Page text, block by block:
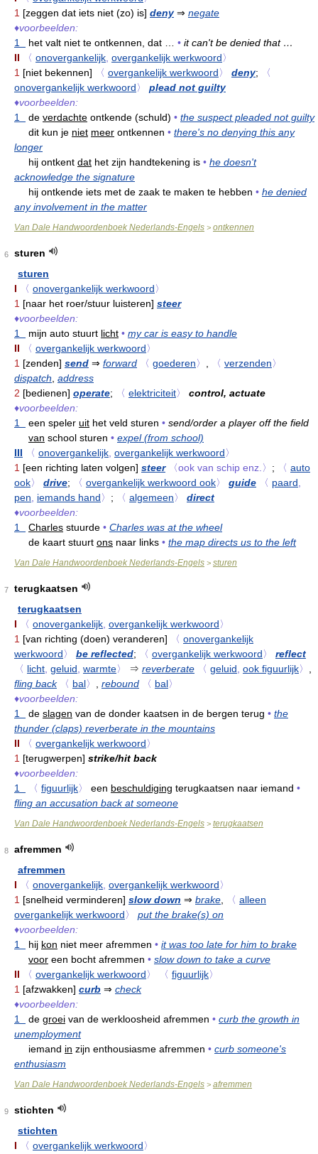
1 [zeggen dat iets niet (zo) is] deny⇒ negate
♦voorbeelden:
1
het valt niet te ontkennen, dat … • it can't be denied that …
II
〈 onovergankelijk overgankelijk werkwoord〉
1 [niet bekennen] 〈 overgankelijk werkwoord〉 deny;
〈
onovergankelijk werkwoord〉
plead not guilty
♦voorbeelden:
1
de verdachte ontkende (schuld) • the suspect pleaded not guilty
dit kun je niet meer ontkennen • there's no denying this any
longer
hij ontkent dat het zijn handtekening is • he doesn't
acknowledge the signature
hij ontkende iets met de zaak te maken te hebben • he denied
any involvement in the matter
Van Dale Handwoordenboek Nederlands-Engels > ontkennen
6
sturen
sturen
I
〈 onovergankelijk werkwoord〉
1 [naar het roer/stuur luisteren] steer
♦voorbeelden:
1
mijn auto stuurt licht • my car is easy to handle
II
〈 overgankelijk werkwoord〉
1 [zenden] send ⇒ forward 〈 goederen〉 〈 verzenden〉
dispatch address
2 [bedienen] operate; 〈 elektriciteit〉
control, actuate
♦voorbeelden:
1
een speler uit het veld sturen • send/order a player off the field
van school sturen • expel (from school)
III
〈 onovergankelijk overgankelijk werkwoord〉
1 [een richting laten volgen] steer 〈ook van schip enz.〉 ; 〈 auto
ook〉 drive; 〈 overgankelijk werkwoord ook〉 guide 〈 paard
pen
iemands hand〉 ; 〈 algemeen〉
direct
♦voorbeelden:
1
Charles stuurde • Charles was at the wheel
de kaart stuurt ons naar links • the map directs us to the left
Van Dale Handwoordenboek Nederlands-Engels > sturen
7
terugkaatsen
terugkaatsen
I
〈 onovergankelijk overgankelijk werkwoord〉
1 [van richting (doen) veranderen] 〈 onovergankelijk
werkwoord〉 be reflected; 〈 overgankelijk werkwoord〉
reflect
〈 licht geluid warmte〉 ⇒ reverberate 〈 geluid ook figuurlijk〉
fling back
〈 bal〉 rebound 〈 bal〉
♦voorbeelden:
1
de slagen van de donder kaatsen in de bergen terug • the
thunder (claps) reverberate in the mountains
II
〈 overgankelijk werkwoord〉
1 [terugwerpen] strike/hit back
♦voorbeelden:
1
〈 figuurlijk〉 een beschuldiging terugkaatsen naar iemand •
fling an accusation back at someone
Van Dale Handwoordenboek Nederlands-Engels > terugkaatsen
8
afremmen
afremmen
I
〈 onovergankelijk overgankelijk werkwoord〉
1 [snelheid verminderen] slow down ⇒ brake 〈 alleen
overgankelijk werkwoord〉
put the brake(s) on
♦voorbeelden:
1
hij kon niet meer afremmen • it was too late for him to brake
voor een bocht afremmen • slow down to take a curve
II
〈 overgankelijk werkwoord〉 〈 figuurlijk〉
1 [afzwakken] curb ⇒ check
♦voorbeelden:
1
de groei van de werkloosheid afremmen • curb the growth in
unemployment
iemand in zijn enthousiasme afremmen • curb someone's
enthusiasm
Van Dale Handwoordenboek Nederlands-Engels > afremmen
9
stichten
stichten
I
〈 overgankelijk werkwoord〉